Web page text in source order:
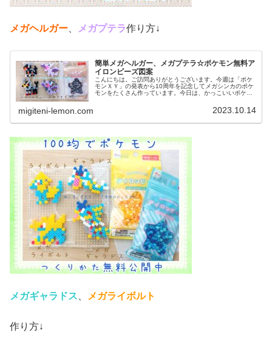
メガヘルガー メガプテラ作り方↓
簡単メガヘルガー、メガプテラ☆ポケモン無料ア
イロンビーズ図案
こんにちは。ご訪問ありがとうございます。今週は「ポケ
モンＸＹ」の発表から10周年を記念してメガシンカのポケ
モンをたくさん作っています。今日は、かっこいいポケモ
migiteni-lemon.com 2023.10.14
メガギャラドス メガライボルト
作り方↓